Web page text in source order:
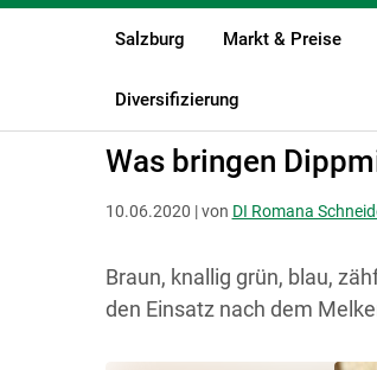
Salzburg Markt & Preise
Diversifizierung
LK Salzburg Tiere
Was bringen
10.06.2020 | von DI Romana
Braun, knallig grün, blau,
den Einsatz nach dem